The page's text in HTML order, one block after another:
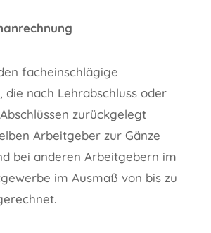
facheinschlägige
die nach Lehrabschluss oder
zurückgelegt
Arbeitgeber zur Gänze
bei anderen Arbeitgebern im
im Ausmaß von bis zu